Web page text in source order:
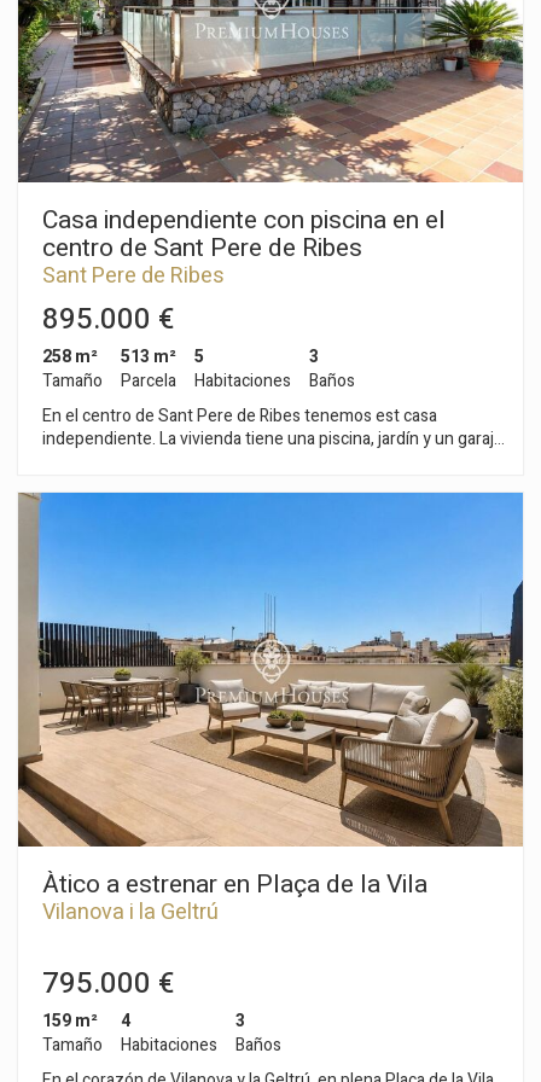
coches más. El barrio de Vallpineda de Sitges es una zona
tranquila al año, con seguridad las 24 horas y cercanía a
escuelas internacionales. El acceso a la autopista C-32 en
dirección Barcelona y su aeropuerto es muy fácil y rápido.
Casa independiente con piscina en el
centro de Sant Pere de Ribes
Sant Pere de Ribes
895.000 €
258 m²
Tamaño
513 m²
Parcela
5
Habitaciones
3
Baños
En el centro de Sant Pere de Ribes tenemos est casa
independiente. La vivienda tiene una piscina, jardín y un garaje
plantas. En la planta baja hay un salón-comedor con salida a la
la primera planta, tenemos una buhardilla de gran tamaño. Se
compone de un pequeño salón con chimenea, dos
habitaciones habitaciones dobles y un baño completo. Desde
la buhardilla se accede a una terraza con vistas despejadas. La
propiedad está ubicada en el centro de Sant Pere de Ribes. Es
una zona con cercanía a todos los servicios esenciales y de
fáil y rápido acceso a la autopista C-32 en dirección Barcelona
y su aeropuerto.
Àtico a estrenar en Plaça de la Vila
Vilanova i la Geltrú
795.000 €
159 m²
Tamaño
4
Habitaciones
3
Baños